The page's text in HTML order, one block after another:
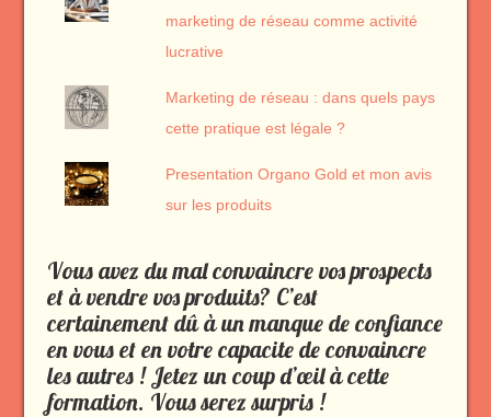
marketing de réseau comme activité
lucrative
Marketing de réseau : dans quels pays
cette pratique est légale ?
Presentation Organo Gold et mon avis
sur les produits
Vous avez du mal convaincre vos prospects
et à vendre vos produits? C’est
certainement dû à un manque de confiance
en vous et en votre capacite de convaincre
les autres ! Jetez un coup d’œil à cette
formation. Vous serez surpris !